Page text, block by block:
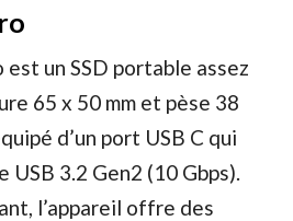
est un SSD portable assez
65 x 50 mm et pèse 38
d’un port USB C qui
USB 3.2 Gen2 (10 Gbps).
l’appareil offre des